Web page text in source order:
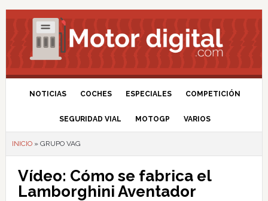
NOTICIAS COCHES ESPECIALES COMPETICIÓN
SEGURIDAD VIAL MOTOGP VARIOS
INICIO» GRUPO VAG
Vídeo: Cómo se fabrica el
Lamborghini Aventador